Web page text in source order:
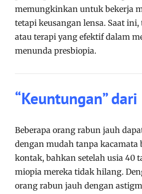
memungkinkan untuk bekerja
tetapi keusangan lensa. Saat
atau terapi yang efektif dalam
menunda presbiopia.
“Keuntungan”
Beberapa orang rabun jauh
dengan mudah tanpa kacamata
kontak, bahkan setelah usia 40
miopia mereka tidak hilang.
orang rabun jauh dengan